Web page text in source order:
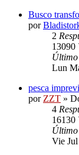
Busco
por
2
13090
Último
Lun
pesca
por ZZT »
4
16130
Último
Vie